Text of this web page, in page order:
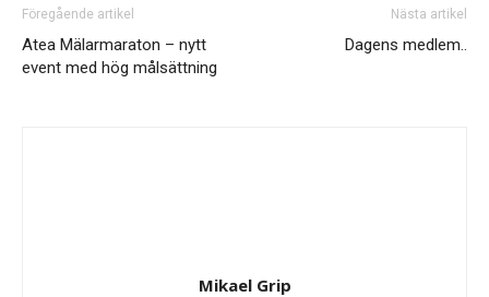
Föregående artikel
Atea Mälarmaraton – nytt
event med hög målsättning
Nästa artikel
Dagens medlem..
Mikael Grip